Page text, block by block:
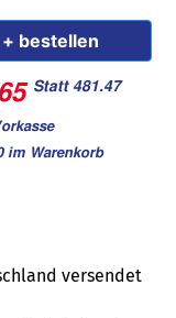
bestellen
Statt 481.47
im Warenkorb
versendet